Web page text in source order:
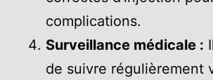
complications.
Surveillance médicale :
de suivre régulièrement